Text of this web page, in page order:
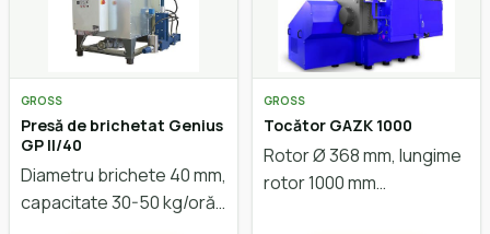
GROSS
Presă de brichetat Genius
GP II/40
Diametru brichete 40 mm,
capacitate 30-50 kg/oră
GROSS
Tocător GAZK 1000
Rotor Ø 368 mm, lungime
rotor 1000 mm